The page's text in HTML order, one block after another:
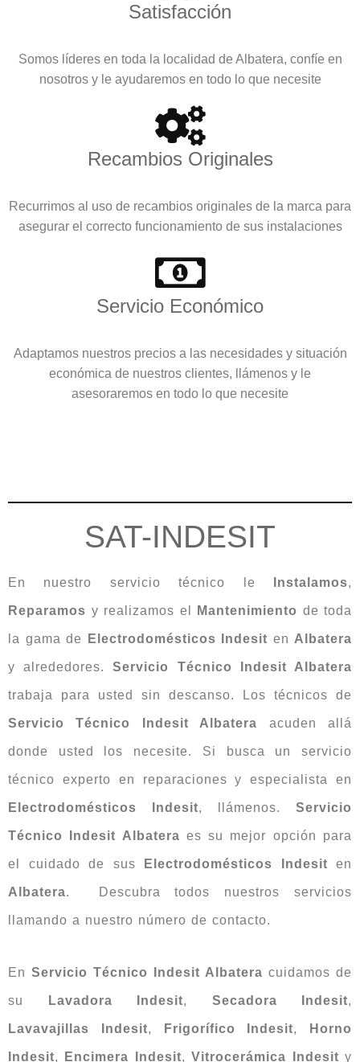
Satisfacción
Somos líderes en toda la localidad de Albatera, confíe en
nosotros y le ayudaremos en todo lo que necesite
Recambios Originales
Recurrimos al uso de recambios originales de la marca para
asegurar el correcto funcionamiento de sus instalaciones
Servicio Económico
Adaptamos nuestros precios a las necesidades y situación
económica de nuestros clientes, llámenos y le
asesoraremos en todo lo que necesite
SAT-INDESIT
En nuestro servicio técnico le Instalamos,
Reparamos y realizamos el Mantenimiento de toda
la gama de Electrodomésticos Indesit en Albatera
y alrededores.Servicio Técnico Indesit Albatera
trabaja para usted sin descanso. Los técnicos de
Servicio Técnico Indesit Albatera acuden allá
donde usted los necesite. Si busca un servicio
técnico experto en reparaciones y especialista en
Electrodomésticos Indesit, llámenos. Servicio
Técnico Indesit Albatera es su mejor opción para
el cuidado de sus Electrodomésticos Indesit en
Albatera. Descubra todos nuestros servicios
llamando a nuestro número de contacto.
En Servicio Técnico Indesit Albatera cuidamos de
su Lavadora Indesit, Secadora Indesit,
Lavavajillas Indesit, Frigorífico Indesit, Horno
Indesit, Encimera Indesit,Vitrocerámica Indesity